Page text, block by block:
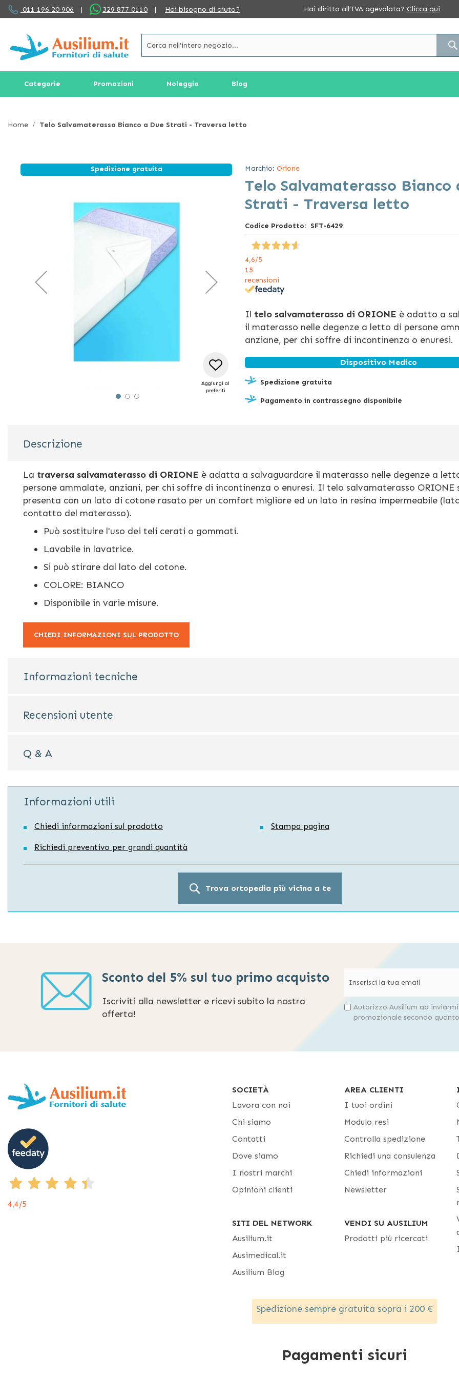
Salta
al
011 196 20 906 | 329 877 0110 | Hai bisogno di aiuto? Hai diritto all’IVA agevolata? Clicca qui
Categorie Promozioni Noleggio Blog
Home Telo Salvamaterasso Bianco a Due Strati - Traversa letto
Spedizione gratuita
di
Aggiungi ai
preferiti
Marchio: Orione
Telo Salvamaterasso Bianco
Strati - Traversa letto
Codice Prodotto SFT-6429
4,6/5
15
recensioni
Il telo salvamaterasso di ORIONE è adatto a
il materasso nelle degenze a letto di persone
anziane, per chi soffre di incontinenza o enuresi.
Dispositivo Medico
Spedizione gratuita
Pagamento in contrassegno disponibile
Descrizione
La traversa salvamaterasso di ORIONE è adatta a salvaguardare il materasso nelle degenze a
persone ammalate, anziani, per chi soffre di incontinenza o enuresi. Il telo salvamaterasso ORIONE
presenta con un lato di cotone rasato per un comfort migliore ed un lato in resina impermeabile
contatto del materasso).
Può sostituire l'uso dei teli cerati o gommati.
Lavabile in lavatrice.
Si può stirare dal lato del cotone.
COLORE: BIANCO
Disponibile in varie misure.
CHIEDI INFORMAZIONI SUL PRODOTTO
Informazioni tecniche
Recensioni utente
Q & A
Informazioni utili
Chiedi informazioni sul prodotto Stampa pagina
Richiedi preventivo per grandi quantità
Trova ortopedia più vicina a te
Sconto del 5% sul tuo primo acquisto
Iscriviti alla newsletter e ricevi subito la nostra
offerta!
Autorizzo Ausilium ad
promozionale secondo
4,4/5
SOCIETÀ
Lavora con noi
Chi siamo
Contatti
Dove siamo
I nostri marchi
Opinioni clienti
SITI DEL NETWORK
Ausilium.it
Ausimedical.it
Ausilium Blog
AREA CLIENTI
I tuoi ordini
Modulo resi
Controlla spedizione
Richiedi una consulenza
Chiedi informazioni
Newsletter
VENDI SU AUSILIUM
Prodotti più ricercati
Spedizione sempre gratuita sopra i 200 €
Pagamenti sicuri